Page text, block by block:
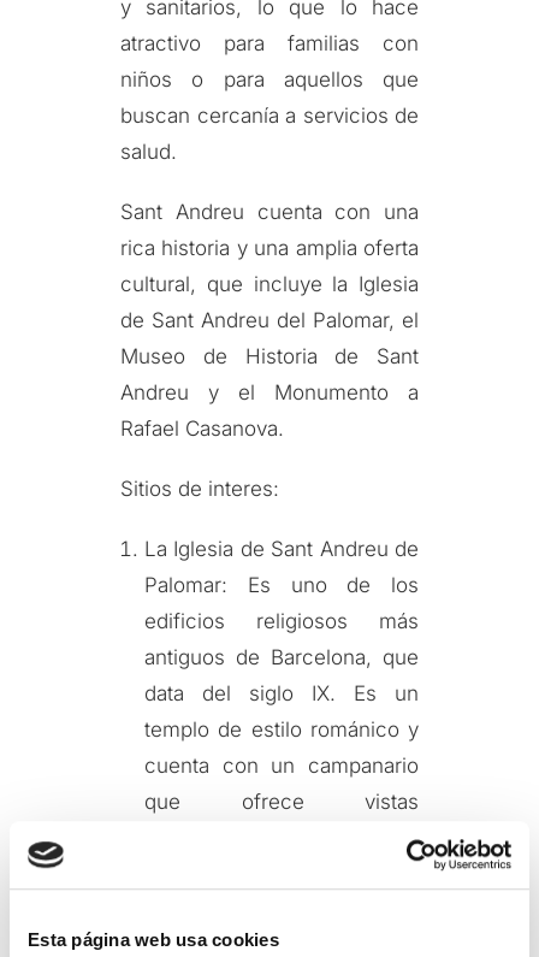
Esta página web usa cookies
y sanitarios, lo que lo hace
atractivo para familias con
niños o para aquellos que
buscan cercanía a servicios de
salud.
Sant Andreu cuenta con una
rica historia y una amplia oferta
cultural, que incluye la Iglesia
de Sant Andreu del Palomar, el
Museo de Historia de Sant
Andreu y el Monumento a
Rafael Casanova.
Sitios de interes:
La Iglesia de Sant Andreu de
Palomar: Es uno de los
edificios religiosos más
antiguos de Barcelona, que
data del siglo IX. Es un
templo de estilo románico y
cuenta con un campanario
que ofrece vistas
El Monumento a Rafael
Casanova: Es un